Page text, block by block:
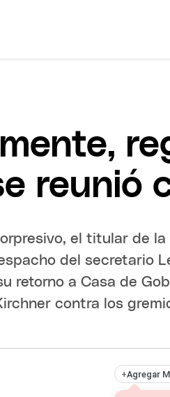
reunió
el titular de
del secretario
retorno a Casa de
contra los
+Agregar